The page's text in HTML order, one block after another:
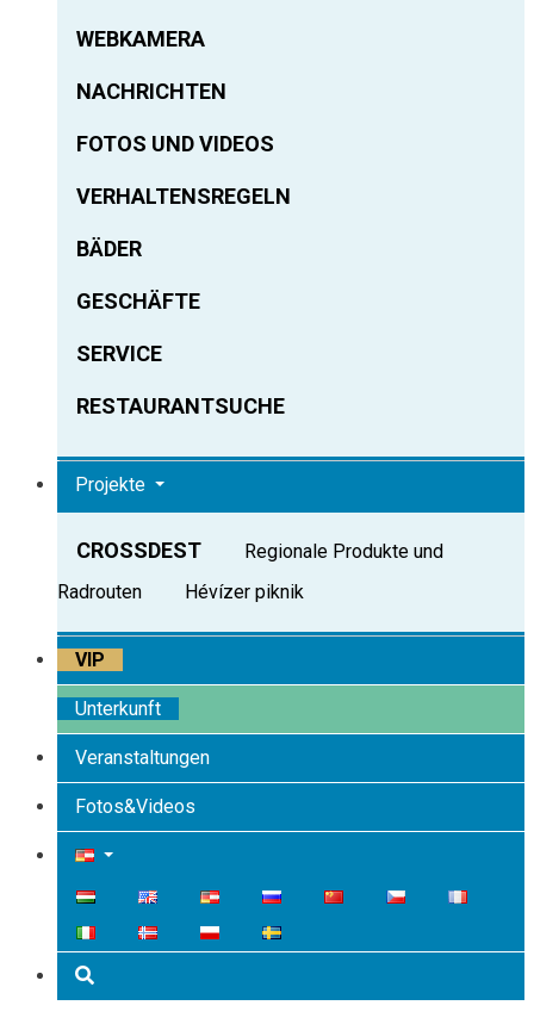
WEBKAMERA
NACHRICHTEN
FOTOS UND VIDEOS
VERHALTENSREGELN
BÄDER
GESCHÄFTE
SERVICE
RESTAURANTSUCHE
Projekte
CROSSDEST
Regionale Produkte und
Radrouten
Hévízer piknik
VIP
Unterkunft
Veranstaltungen
Fotos&Videos